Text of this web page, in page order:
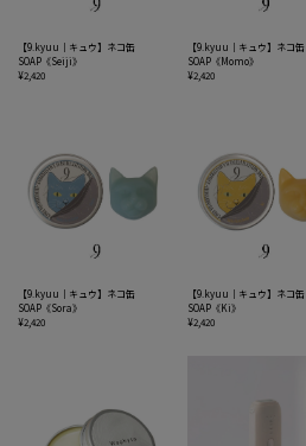
【9.kyuu｜キュウ】ネコ缶
SOAP《Seiji》
¥2,420
【9.kyuu｜キュウ】ネコ缶
SOAP《Momo》
¥2,420
【9.kyuu｜キュウ】ネコ缶
SOAP《Sora》
¥2,420
【9.kyuu｜キュウ】ネコ缶
SOAP《Ki》
¥2,420